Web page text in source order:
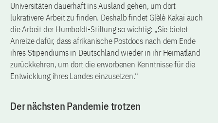
Universitäten dauerhaft ins Ausland gehen, um dort
lukrativere Arbeit zu finden. Deshalb findet Glèlè Kakaï auch
die Arbeit der Humboldt-Stiftung so wichtig: „Sie bietet
Anreize dafür, dass afrikanische Postdocs nach dem Ende
ihres Stipendiums in Deutschland wieder in ihr Heimatland
zurückkehren, um dort die erworbenen Kenntnisse für die
Entwicklung ihres Landes einzusetzen.“
Der nächsten Pandemie trotzen